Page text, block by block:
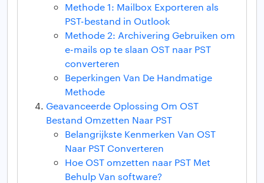
Methode 1: Mailbox Exporteren als
PST-bestand in Outlook
Methode 2: Archivering Gebruiken om
e-mails op te slaan OST naar PST
converteren
Beperkingen Van De Handmatige
Methode
Geavanceerde Oplossing Om OST
Bestand Omzetten Naar PST
Belangrijkste Kenmerken Van OST
Naar PST Converteren
Hoe OST omzetten naar PST Met
Behulp Van software?